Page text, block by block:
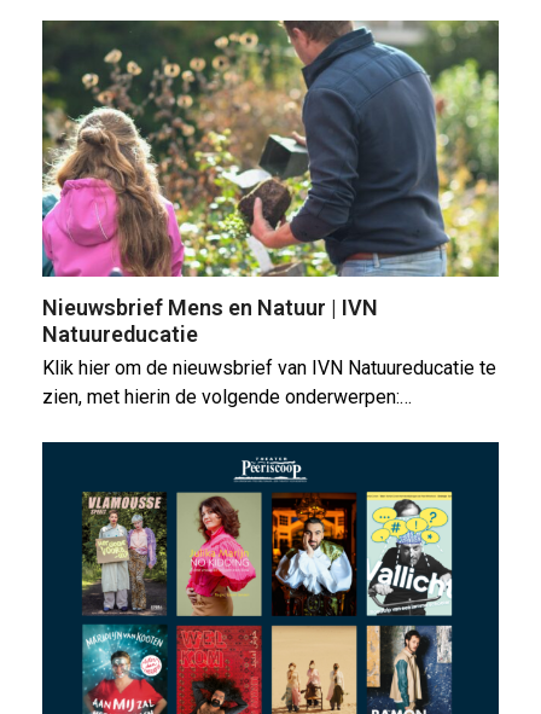
Nieuwsbrief Mens en Natuur | IVN
Natuureducatie
Klik hier om de nieuwsbrief van IVN Natuureducatie te
zien, met hierin de volgende onderwerpen:…